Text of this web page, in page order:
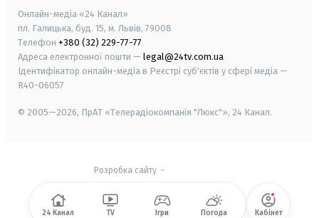
Онлайн-медіа «24 Канал»
пл. Галицька, буд. 15, м. Львів, 79008
Телефон +380 (32) 229-77-77
Адреса електронної пошти — legal@24tv.com.ua
Ідентифікатор онлайн-медіа в Реєстрі суб'єктів у сфері медіа —
R40-06057
© 2005—2026, ПрАТ «Телерадіокомпанія "Люкс"», 24 Канал.
Розробка сайту-
24 Канал TV Ігри Погода Кабінет